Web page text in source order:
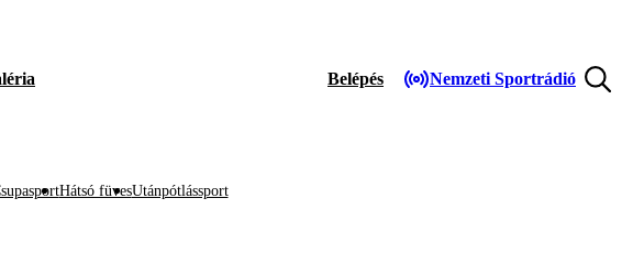
Belépés Nemzeti Sportrádió
Hátsó füvesUtánpótlássport